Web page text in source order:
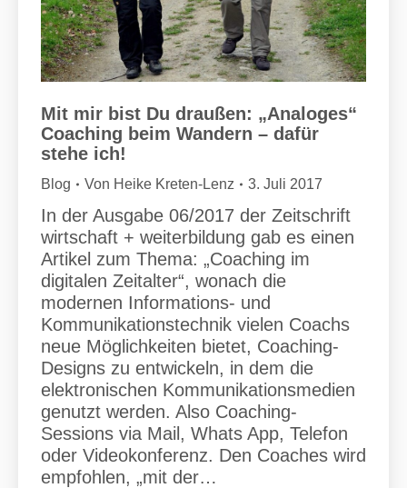
Mit mir bist Du draußen: „Analoges“
Coaching beim Wandern – dafür
stehe ich!
Blog Von Heike Kreten-Lenz 3. Juli 2017
In der Ausgabe 06/2017 der Zeitschrift
wirtschaft + weiterbildung gab es einen
Artikel zum Thema: „Coaching im
digitalen Zeitalter“, wonach die
modernen Informations- und
Kommunikationstechnik vielen Coachs
neue Möglichkeiten bietet, Coaching-
Designs zu entwickeln, in dem die
elektronischen Kommunikationsmedien
genutzt werden. Also Coaching-
Sessions via Mail, Whats App, Telefon
oder Videokonferenz. Den Coaches wird
empfohlen, „mit der…